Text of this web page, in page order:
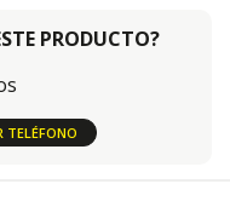
PRODUCTO?
TELÉFONO